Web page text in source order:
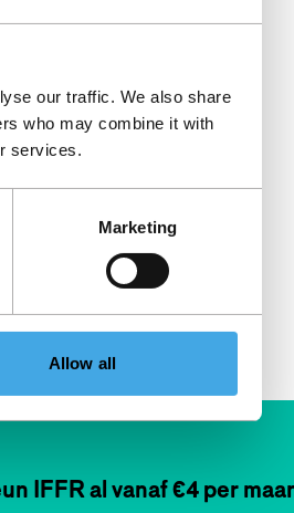
our traffic. We also share
who may combine it with
services.
Marketing
Allow all
IFFR al vanaf €4 per